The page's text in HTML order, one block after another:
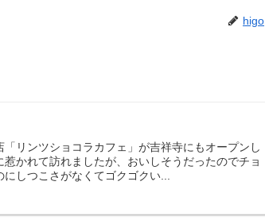
higo
リンツショコラカフェ」が吉祥寺にもオープンし
かれて訪れましたが、おいしそうだったのでチョ
しつこさがなくてゴクゴクい...